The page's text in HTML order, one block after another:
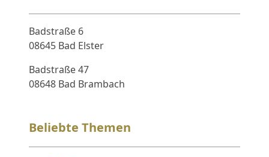
Badstraße 6
08645 Bad Elster
Badstraße 47
08648 Bad Brambach
Beliebte Themen